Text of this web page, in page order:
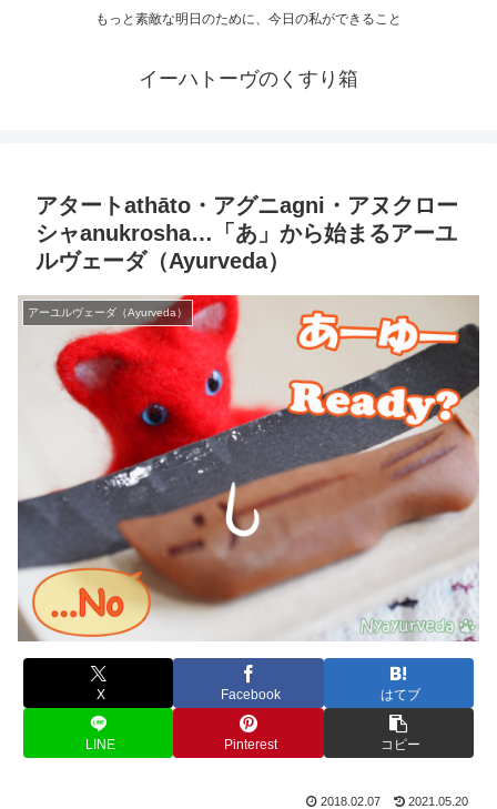
もっと素敵な明日のために、今日の私ができること
イーハトーヴのくすり箱
アタートathāto・アグニagni・アヌクロー
シャanukrosha…「あ」から始まるアーユ
ルヴェーダ（Ayurveda）
アーユルヴェーダ（Ayurveda）
X Facebook はてブ
LINE Pinterest コピー
2018.02.07 2021.05.20